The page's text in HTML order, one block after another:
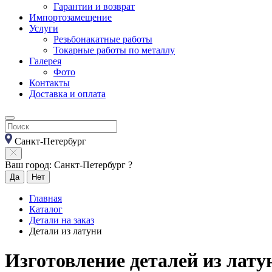
Гарантии и возврат
Импортозамещение
Услуги
Резьбонакатные работы
Токарные работы по металлу
Галерея
Фото
Контакты
Доставка и оплата
Санкт-Петербург
Ваш город: Санкт-Петербург ?
Да Нет
Главная
Каталог
Детали на заказ
Детали из латуни
Изготовление деталей из